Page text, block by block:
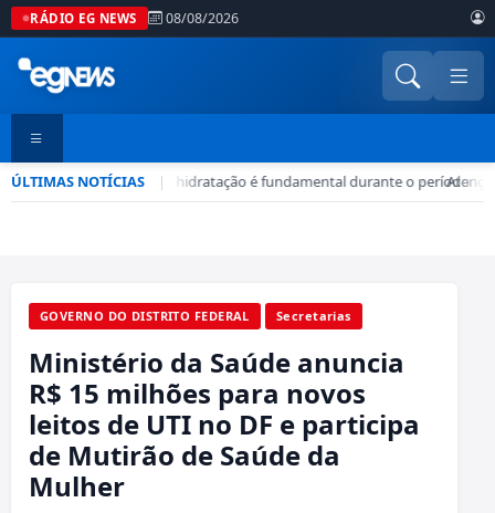
RÁDIO EG NEWS 08/08/2026
ÚLTIMAS NOTÍCIAS |
Seca no DF: hidratação é fundamental durante o período
•
GOVERNO DO DISTRITO FEDERAL Secretarias
Ministério da Saúde anuncia
R$ 15 milhões para novos
leitos de UTI no DF e participa
de Mutirão de Saúde da
Mulher